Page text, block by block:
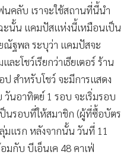
คลับ เราจะใช้สถานที่นี้นำ
ะนั้น แคมปัสแห่งนี้เหมือนเป็น
ฐพล ระบุว่า แคมปัสจะ
ะโชว์เรียกว่าเธียเตอร์ ร้าน
ป สำหรับโชว์ จะมีการแสดง
วันอาทิตย์ 1 รอบ จะเริ่มรอบ
นรอบที่ให้สมาชิก (ผู้ที่ซื้อบัตร
มแรก หลังจากนั้น วันที่ 11
มกับ บีเอ็นเค 48 คาเฟ่